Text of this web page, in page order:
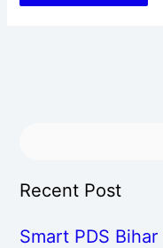
Recent Post
Smart PDS